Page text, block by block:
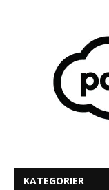
KATEGORIER